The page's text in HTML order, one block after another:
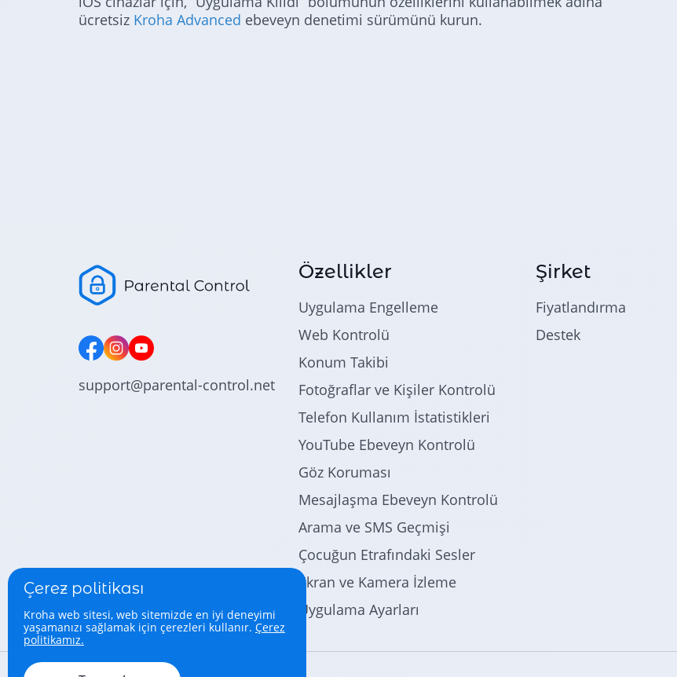
ücretsiz Kroha Advanced ebeveyn denetimi sürümünü kurun.
support@parental-control.net
Özellikler
Uygulama Engelleme
Web Kontrolü
Konum Takibi
Fotoğraflar ve Kişiler Kontrolü
Telefon Kullanım İstatistikleri
YouTube Ebeveyn Kontrolü
Göz Koruması
Mesajlaşma Ebeveyn Kontrolü
Arama ve SMS Geçmişi
Çocuğun Etrafındaki Sesler
Ekran ve Kamera İzleme
Uygulama Ayarları
Şirket
Fiyatlandırma
Destek
Çerez politikası
Kroha web sitesi, web sitemizde en iyi deneyimi
yaşamanızı sağlamak için çerezleri kullanır. Çerez
politikamız.